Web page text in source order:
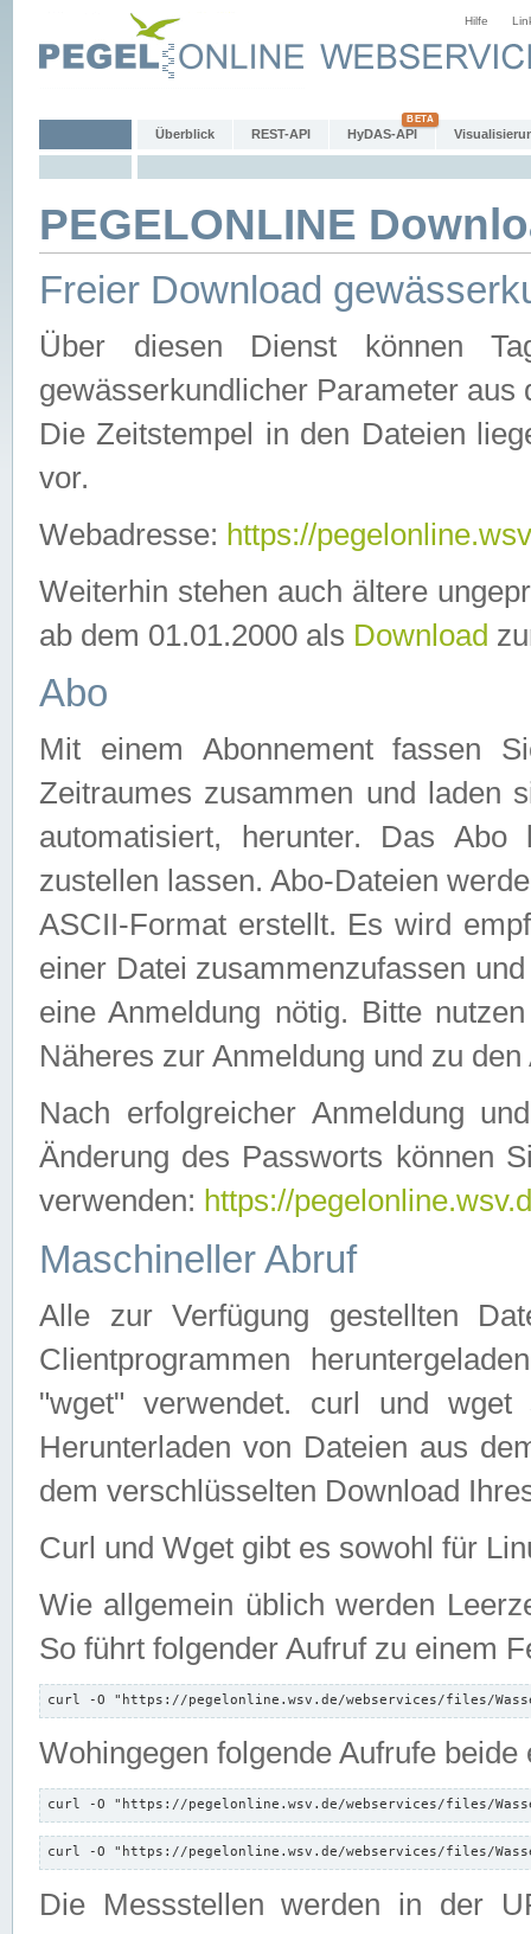
Hilfe
Überblick REST-API HyDAS-API
PEGELONLINE
Freier Download
Über diesen Dienst können
gewässerkundlicher Parameter aus
Die Zeitstempel in den Dateien
vor.
Webadresse: https://
Weiterhin stehen auch ältere
ab dem 01.01.2000 als Download
Abo
Mit einem Abonnement fassen
Zeitraumes zusammen und laden
automatisiert, herunter. Das
zustellen lassen. Abo-Dateien
ASCII-Format erstellt. Es wird
einer Datei zusammenzufassen
eine Anmeldung nötig. Bitte
Näheres zur Anmeldung und zu
Nach erfolgreicher Anmeldung
Änderung des Passworts können
verwenden: https://
Maschineller Abruf
Alle zur Verfügung gestellten
Clientprogrammen
"wget" verwendet. curl und wget
Herunterladen von Dateien aus
dem verschlüsselten Download
Curl und Wget gibt es sowohl für
Wie allgemein üblich werden
So führt folgender Aufruf zu einem
curl -O "https://pegelonline.wsv.de/webservices/files/
Wohingegen folgende Aufrufe beide
curl -O "https://pegelonline.wsv.de/webservices/files/
curl -O "https://pegelonline.wsv.de/webservices/files/
Die Messstellen werden in der